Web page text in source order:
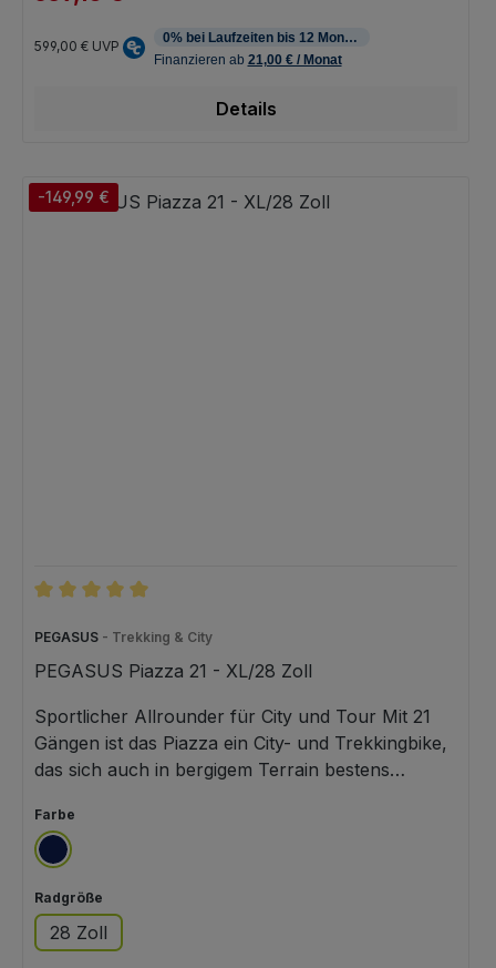
599,00 € UVP
Details
-149,99 €
PEGASUS - Trekking & City
PEGASUS Piazza 21 - XL/28 Zoll
Sportlicher Allrounder für City und Tour Mit 21
Gängen ist das Piazza ein City- und Trekkingbike,
das sich auch in bergigem Terrain bestens
anspruchsvollen Touren in die Natur - alles ist
möglich. Für den passenden Komfortfaktor neben
robuste Federgabel. Urban Pedale mit Griptape
sorgen für optimalen Halt. Sportliche Shimano
21-Gang-Schaltung Robuste SR Suntour
Farbe
blau
Radgröße
28 Zoll